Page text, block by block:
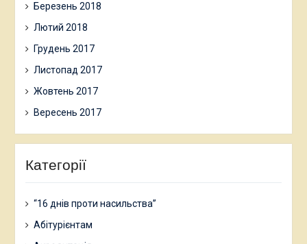
Березень 2018
Лютий 2018
Грудень 2017
Листопад 2017
Жовтень 2017
Вересень 2017
Категорії
“16 днів проти насильства”
Абітурієнтам